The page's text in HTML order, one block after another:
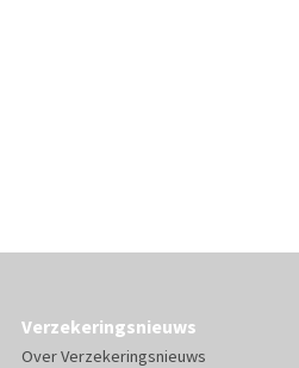
Verzekeringsnieuws
Over Verzekeringsnieuws